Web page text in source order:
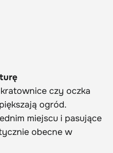
czy oczka
ogród.
miejscu i pasujące
obecne w